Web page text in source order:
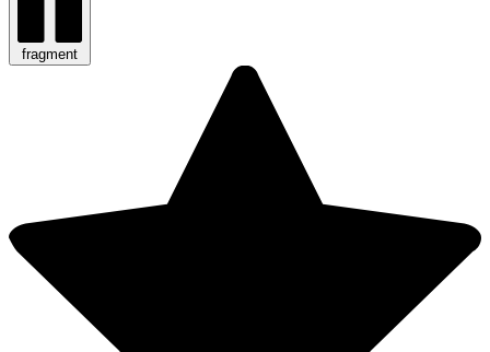
fragment